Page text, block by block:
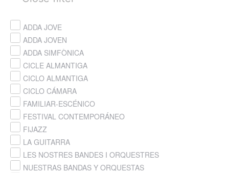
ADDA JOVE
ADDA JOVEN
ADDA SIMFÒNICA
CICLE ALMANTIGA
CICLO ALMANTIGA
CICLO CÁMARA
FAMILIAR-ESCÉNICO
FESTIVAL CONTEMPORÁNEO
FIJAZZ
LA GUITARRA
LES NOSTRES BANDES I ORQUESTRES
NUESTRAS BANDAS Y ORQUESTAS